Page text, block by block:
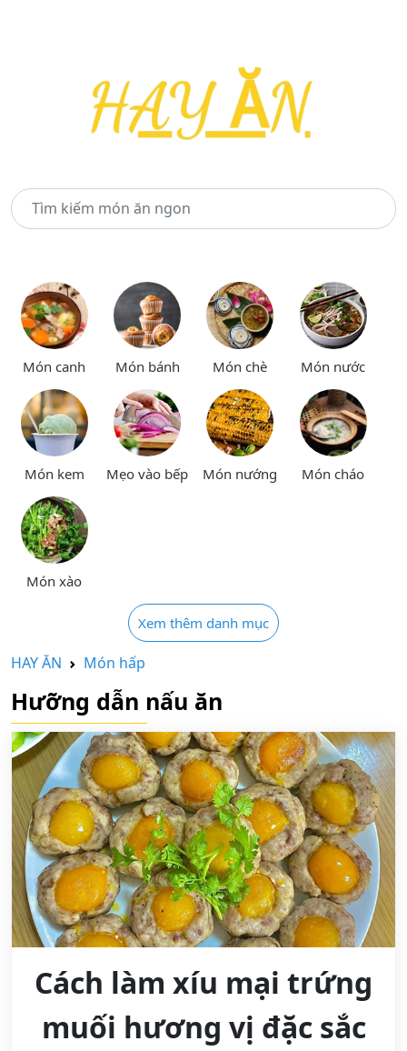
Món canh Món bánh Món chè Món nước
Món kem Mẹo vào bếp Món nướng Món cháo
Món xào
Xem thêm danh mục
HAY ĂN Món hấp
Hưỡng dẫn nấu ăn
Cách làm xíu mại trứng
muối hương vị đặc sắc